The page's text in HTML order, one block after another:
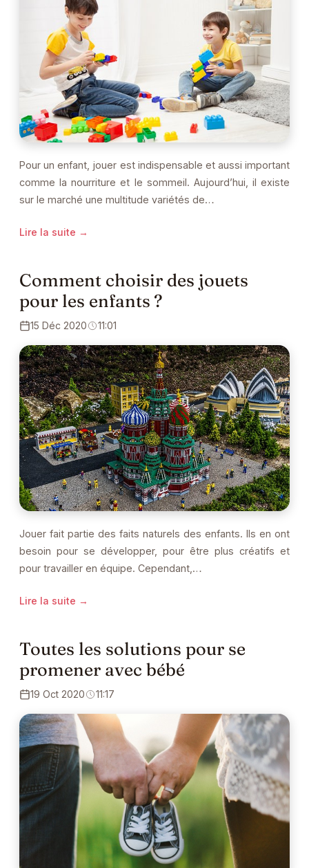
Pour un enfant, jouer est indispensable et aussi important
comme la nourriture et le sommeil. Aujourd’hui, il existe
sur le marché une multitude variétés de…
Lire la suite →
Comment choisir des jouets
pour les enfants ?
15 Déc 2020 11:01
Jouer fait partie des faits naturels des enfants. Ils en ont
besoin pour se développer, pour être plus créatifs et
pour travailler en équipe. Cependant,…
Lire la suite →
Toutes les solutions pour se
promener avec bébé
19 Oct 2020 11:17